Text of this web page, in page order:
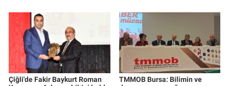
Çiğli'de Fakir Baykurt Roman
TMMOB Bursa: Bilimin ve